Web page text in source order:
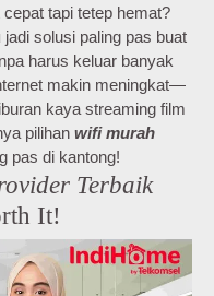
tapi tetep hemat?
jadi solusi paling pas buat
harus keluar banyak
makin meningkat—
kaya streaming film
pilihan wifi murah
pas di kantong!
Terbaik
It!